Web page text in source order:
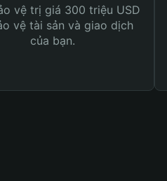
vệ trị giá 300 triệu USD
vệ tài sản và giao dịch
của bạn.